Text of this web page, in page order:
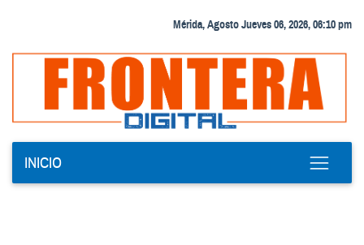
Mérida, Agosto Jueves 06, 2026, 06:10 pm
INICIO